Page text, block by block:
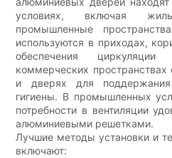
условиях, включая
промышленные
используются в приходах,
обеспечения
коммерческих пространствах
и дверях для
гигиены. В промышленных
потребности в вентиляции
алюминиевыми решетками.
Лучшие методы установки и
включают: